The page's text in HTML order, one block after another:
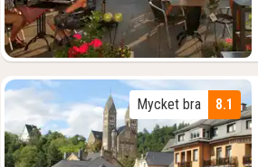
8.1
Mycket bra